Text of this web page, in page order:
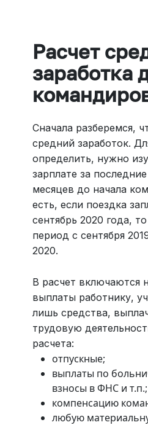
Расчет
заработка
Сначала разберемся,
средний заработок.
определить, нужно
зарплате за
месяцев до начала
есть, если поездка
сентябрь 2020 года,
период с сентября
2020.
В расчет включаются
выплаты работнику,
лишь средства,
трудовую
расчета:
отпускные;
выплаты по
взносы в ФНС и т.п.;
компенсацию
любую